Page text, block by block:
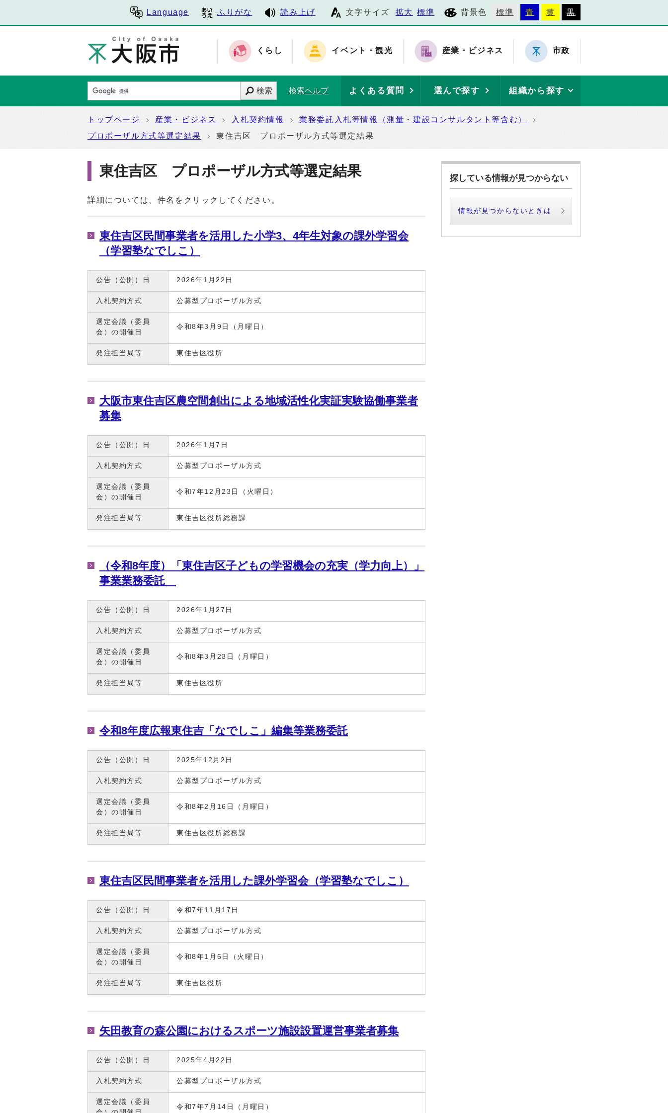
Language ふりがな 読み上げ 文字サイズ 拡大 標準 背景色 標準 青 黄 黒
くらし イベント・観光 産業・ビジネス 市政
検索 検索ヘルプ よくある質問 選んで探す 組織から探す
トップページ 産業・ビジネス 入札契約情報
業務委託入札等情報（測量・建設コンサルタント等含む）
プロポーザル方式等選定結果
東住吉区 プロポーザル方式等選定結果
東住吉区 プロポーザル方式等選定結果
詳細については、件名をクリックしてください。
東住吉区民間事業者を活用した小学3、4年生対象の課外学習会
（学習塾なでしこ）
公告（公開）日 2026年1月22日
入札契約方式 公募型プロポーザル方式
選定会議（委員
会）の開催日
令和8年3月9日（月曜日）
発注担当局等 東住吉区役所
大阪市東住吉区農空間創出による地域活性化実証実験協働事業者
募集
公告（公開）日 2026年1月7日
入札契約方式 公募型プロポーザル方式
選定会議（委員
会）の開催日
令和7年12月23日（火曜日）
発注担当局等 東住吉区役所総務課
（令和8年度）「東住吉区子どもの学習機会の充実（学力向上）」
事業業務委託
公告（公開）日 2026年1月27日
入札契約方式 公募型プロポーザル方式
選定会議（委員
会）の開催日
令和8年3月23日（月曜日）
発注担当局等 東住吉区役所
令和8年度広報東住吉「なでしこ」編集等業務委託
公告（公開）日 2025年12月2日
入札契約方式 公募型プロポーザル方式
選定会議（委員
会）の開催日
令和8年2月16日（月曜日）
発注担当局等 東住吉区役所総務課
東住吉区民間事業者を活用した課外学習会（学習塾なでしこ）
公告（公開）日 令和7年11月17日
入札契約方式 公募型プロポーザル方式
選定会議（委員
会）の開催日
令和8年1月6日（火曜日）
発注担当局等 東住吉区役所
矢田教育の森公園におけるスポーツ施設設置運営事業者募集
公告（公開）日 2025年4月22日
入札契約方式 公募型プロポーザル方式
選定会議（委員
令和7年7月14日（月曜日）
探している情報が見つからない
情報が見つからないときは